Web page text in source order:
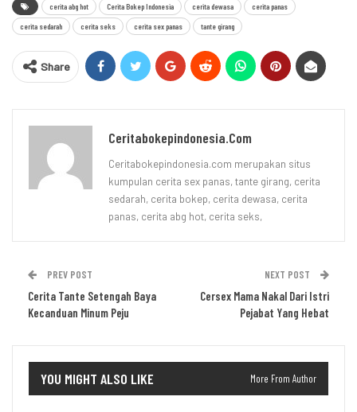
cerita abg hot Cerita Bokep Indonesia cerita dewasa cerita panas
cerita sedarah cerita seks cerita sex panas tante girang
Share
Ceritabokepindonesia.com
Ceritabokepindonesia.com merupakan situs
kumpulan cerita sex panas, tante girang, cerita
sedarah, cerita bokep, cerita dewasa, cerita
panas, cerita abg hot, cerita seks,
PREV POST
Cerita Tante Setengah Baya
Kecanduan Minum Peju
NEXT POST
Cersex Mama Nakal Dari Istri
Pejabat Yang Hebat
YOU MIGHT ALSO LIKE More From Author